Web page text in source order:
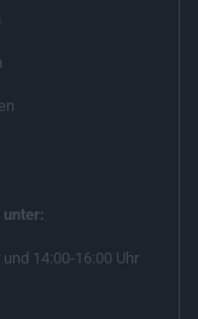
14:00-16:00 Uhr